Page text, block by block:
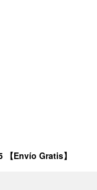
Envío Gratis】